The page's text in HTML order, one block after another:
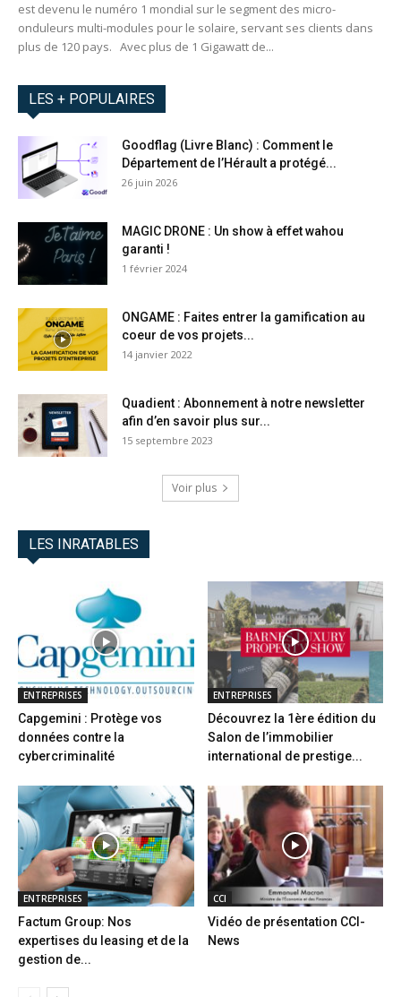
est devenu le numéro 1 mondial sur le segment des micro-
onduleurs multi-modules pour le solaire, servant ses clients dans
plus de 120 pays. Avec plus de 1 Gigawatt de...
LES + POPULAIRES
Goodflag (Livre Blanc) : Comment le
Département de l’Hérault a protégé...
26 juin 2026
MAGIC DRONE : Un show à effet wahou
garanti !
1 février 2024
ONGAME : Faites entrer la gamification au
coeur de vos projets...
14 janvier 2022
Quadient : Abonnement à notre newsletter
afin d’en savoir plus sur...
15 septembre 2023
Voir plus
LES INRATABLES
ENTREPRISES
Capgemini : Protège vos
données contre la
cybercriminalité
ENTREPRISES
Découvrez la 1ère édition du
Salon de l’immobilier
international de prestige...
ENTREPRISES
Factum Group: Nos
expertises du leasing et de la
gestion de...
CCI
Vidéo de présentation CCI-
News